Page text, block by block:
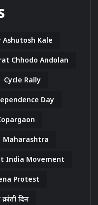
Ashutosh Kale
Chhodo Andolan
Cycle Rally
Day
Maharashtra
India Movement
Protest
दिन